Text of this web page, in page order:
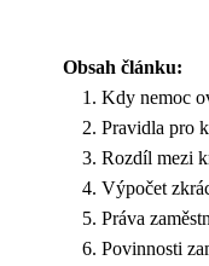
Obsah článku:
Kdy nemoc
Pravidla pro
Rozdíl mezi
Výpočet
Práva
Povinnosti